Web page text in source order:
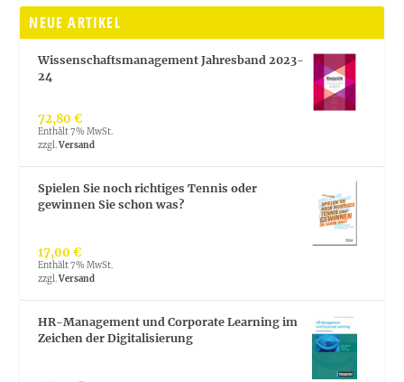
NEUE ARTIKEL
Wissenschaftsmanagement Jahresband 2023-
24
72,80€
Enthält 7% MwSt.
zzgl.Versand
Spielen Sie noch richtiges Tennis oder
gewinnen Sie schon was?
17,00€
Enthält 7% MwSt.
zzgl.Versand
HR-Management und Corporate Learning im
Zeichen der Digitalisierung